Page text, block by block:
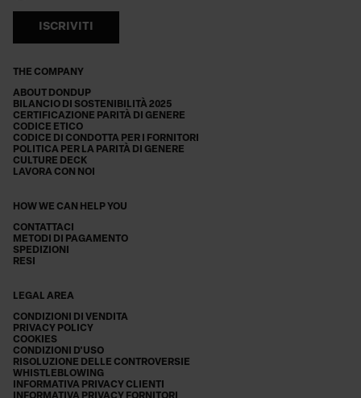
THE COMPANY
ABOUT DONDUP
BILANCIO DI SOSTENIBILITÀ 2025
CERTIFICAZIONE PARITÀ DI GENERE
CODICE ETICO
CODICE DI CONDOTTA PER I FORNITORI
POLITICA PER LA PARITÀ DI GENERE
CULTURE DECK
LAVORA CON NOI
HOW WE CAN HELP YOU
CONTATTACI
METODI DI PAGAMENTO
SPEDIZIONI
RESI
LEGAL AREA
CONDIZIONI DI VENDITA
PRIVACY POLICY
COOKIES
CONDIZIONI D'USO
RISOLUZIONE DELLE CONTROVERSIE
WHISTLEBLOWING
INFORMATIVA PRIVACY CLIENTI
ISCRIVITI